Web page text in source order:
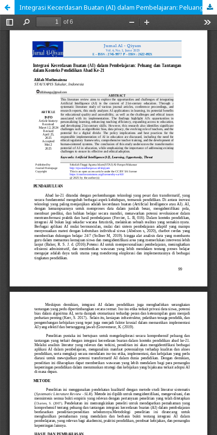
Integrasi Kecerdasan Buatan (AI) dalam Pembelajaran: Peluang dan Tantangan dalam Konteks Pendidikan Abad Ke-21